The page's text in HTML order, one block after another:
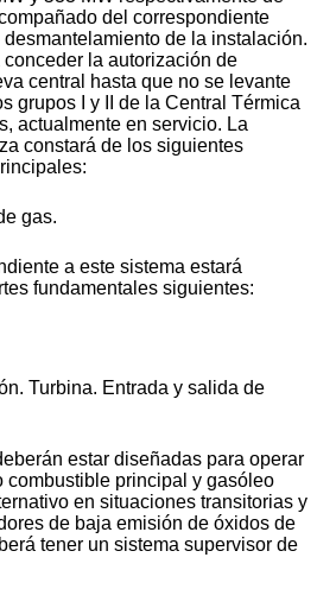
del correspondiente
de la instalación.
la autorización de
central hasta que no se levante
grupos I y II de la Central Térmica
actualmente en servicio. La
constará de los siguientes
gas.
a este sistema estará
fundamentales siguientes:
Turbina. Entrada y salida de
estar diseñadas para operar
combustible principal y gasóleo
en situaciones transitorias y
de baja emisión de óxidos de
tener un sistema supervisor de